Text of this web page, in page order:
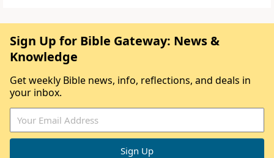
Sign Up for Bible Gateway: News &
Knowledge
Get weekly Bible news, info, reflections, and deals in
your inbox.